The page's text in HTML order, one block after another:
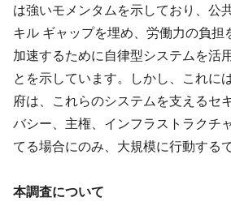
は強いモメンタムを示しており、公
キル ギャップを埋め、労働力の負担
加速するために自律型システムを活
とを示しています。しかし、これに
府は、これらのシステムを支えるセ
バシー、主権、インフラストラクチ
てる場合にのみ、大規模に行動する
本調査について